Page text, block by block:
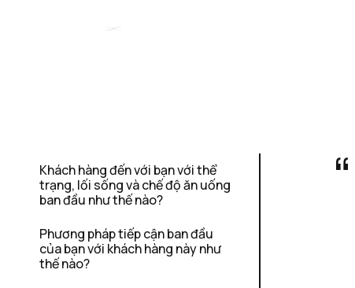
Khách hàng đến với bạn với thể
trạng, lối sống và chế độ ăn uống
ban đầu như thế nào?
Phương pháp tiếp cận ban đầu
của bạn với khách hàng này như
thế nào?